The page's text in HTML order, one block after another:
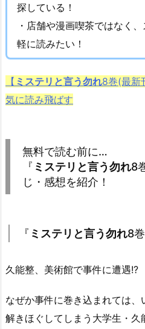
探している！
・店舗や漫画喫茶ではなく
軽に読みたい！
【 ミステリと言う勿れ8巻(最新
気に読み飛ばす
無料で読む前に…
『 ミステリと言う勿れ8
じ・感想を紹介！
『 ミステリと言う勿れ8
久能整、美術館で事件に遭遇!?
なぜか事件に巻き込まれては
解きほぐしてしまう大学生・